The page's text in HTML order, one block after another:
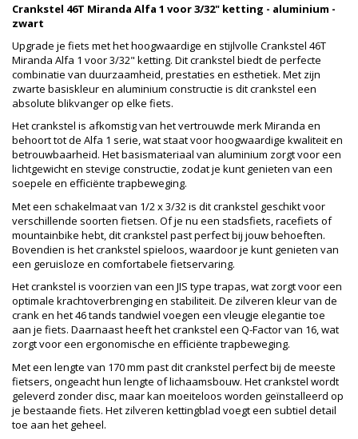
Crankstel 46T Miranda Alfa 1 voor 3/32" ketting - aluminium -
zwart
Upgrade je fiets met het hoogwaardige en stijlvolle Crankstel 46T
Miranda Alfa 1 voor 3/32" ketting. Dit crankstel biedt de perfecte
combinatie van duurzaamheid, prestaties en esthetiek. Met zijn
zwarte basiskleur en aluminium constructie is dit crankstel een
absolute blikvanger op elke fiets.
Het crankstel is afkomstig van het vertrouwde merk Miranda en
behoort tot de Alfa 1 serie, wat staat voor hoogwaardige kwaliteit en
betrouwbaarheid. Het basismateriaal van aluminium zorgt voor een
lichtgewicht en stevige constructie, zodat je kunt genieten van een
soepele en efficiënte trapbeweging.
Met een schakelmaat van 1/2 x 3/32 is dit crankstel geschikt voor
verschillende soorten fietsen. Of je nu een stadsfiets, racefiets of
mountainbike hebt, dit crankstel past perfect bij jouw behoeften.
Bovendien is het crankstel spieloos, waardoor je kunt genieten van
een geruisloze en comfortabele fietservaring.
Het crankstel is voorzien van een JIS type trapas, wat zorgt voor een
optimale krachtoverbrenging en stabiliteit. De zilveren kleur van de
crank en het 46 tands tandwiel voegen een vleugje elegantie toe
aan je fiets. Daarnaast heeft het crankstel een Q-Factor van 16, wat
zorgt voor een ergonomische en efficiënte trapbeweging.
Met een lengte van 170 mm past dit crankstel perfect bij de meeste
fietsers, ongeacht hun lengte of lichaamsbouw. Het crankstel wordt
geleverd zonder disc, maar kan moeiteloos worden geïnstalleerd op
je bestaande fiets. Het zilveren kettingblad voegt een subtiel detail
toe aan het geheel.